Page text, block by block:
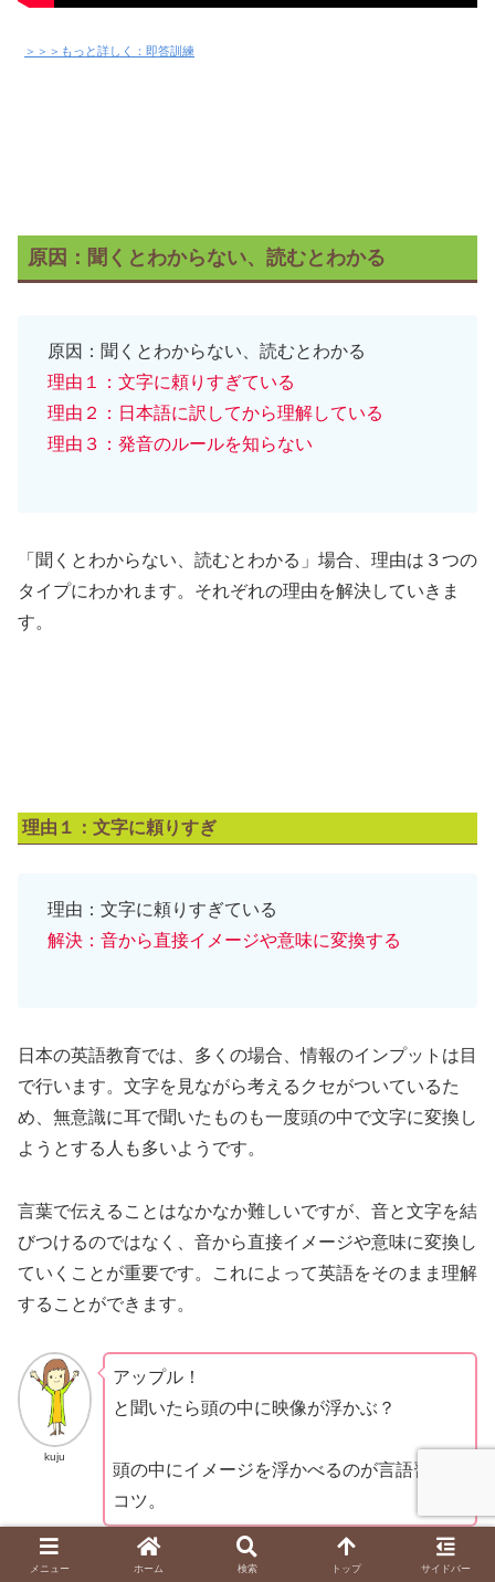
＞＞＞もっと詳しく：即答訓練
原因：聞くとわからない、読むとわかる
原因：聞くとわからない、読むとわかる
理由１：文字に頼りすぎている
理由２：日本語に訳してから理解している
理由３：発音のルールを知らない
「聞くとわからない、読むとわかる」場合、理由は３つの
タイプにわかれます。それぞれの理由を解決していきま
す。
理由１：文字に頼りすぎ
理由：文字に頼りすぎている
解決：音から直接イメージや意味に変換する
日本の英語教育では、多くの場合、情報のインプットは目
で行います。文字を見ながら考えるクセがついているた
め、無意識に耳で聞いたものも一度頭の中で文字に変換し
ようとする人も多いようです。
言葉で伝えることはなかなか難しいですが、音と文字を結
びつけるのではなく、音から直接イメージや意味に変換し
ていくことが重要です。これによって英語をそのまま理解
することができます。
kuju
アップル！
と聞いたら頭の中に映像が浮かぶ？
頭の中にイメージを浮かべるのが言語習得の
コツ。
メニュー ホーム 検索 トップ サイドバー